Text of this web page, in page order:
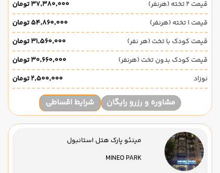
قیمت 2 تخته (هرنفر)
۳۷٬۳۸۰٬۰۰۰ تومان
قیمت 1 تخته (هرنفر)
۵۴٬۸۶۰٬۰۰۰ تومان
قیمت کودک با تخت (هر نفر)
۳۱٬۵۶۰٬۰۰۰ تومان
قیمت کودک بدون تخت (هرنفر)
۳۰٬۶۶۰٬۰۰۰ تومان
نوزاد
۲٬۵۰۰٬۰۰۰ تومان
مشاوره و رزرو رایگان شرایط اقساطی
مینئو پارک هتل استانبول
MINEO PARK